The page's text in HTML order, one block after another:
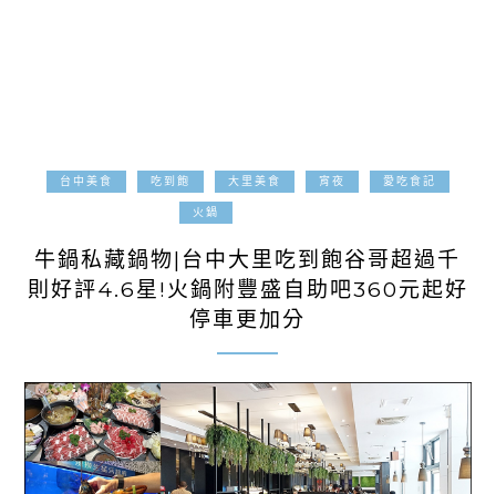
台中美食 吃到飽 大里美食 宵夜 愛吃食記
火鍋
牛鍋私藏鍋物|台中大里吃到飽谷哥超過千
則好評4.6星!火鍋附豐盛自助吧360元起好
停車更加分